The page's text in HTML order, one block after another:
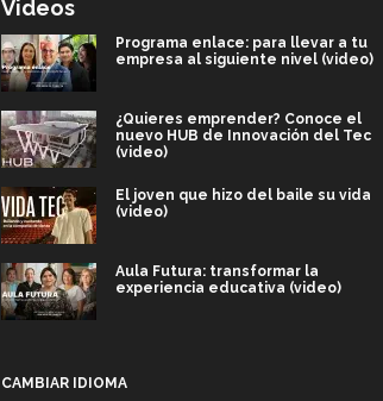
Videos
Programa enlace: para llevar a tu
empresa al siguiente nivel (video)
¿Quieres emprender? Conoce el
nuevo HUB de Innovación del Tec
(video)
El joven que hizo del baile su vida
(video)
Aula Futura: transformar la
experiencia educativa (video)
CAMBIAR IDIOMA